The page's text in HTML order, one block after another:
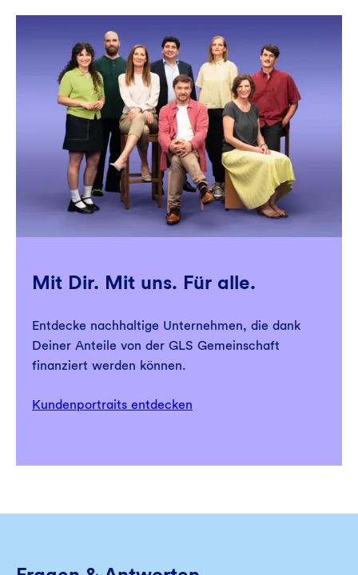
Mit Dir. Mit uns. Für alle.
Entdecke nachhaltige Unternehmen, die dank
Deiner Anteile von der GLS Gemeinschaft
finanziert werden können.
Kundenportraits entdecken